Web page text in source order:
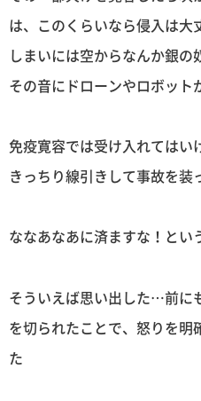
は、このくらいなら侵入は大
しまいには空からなんか銀の
その音にドローンやロボッ
免疫寛容では受け入れてはい
きっちり線引きして事故を装
ななあなあに済ますな！とい
そういえば思い出した…前に
を切られたことで、怒りを明
た